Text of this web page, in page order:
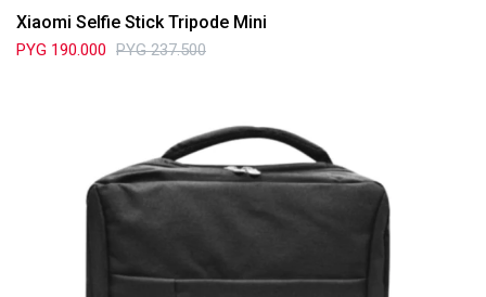
Xiaomi Selfie Stick Tripode Mini
PYG 190.000 PYG 237.500